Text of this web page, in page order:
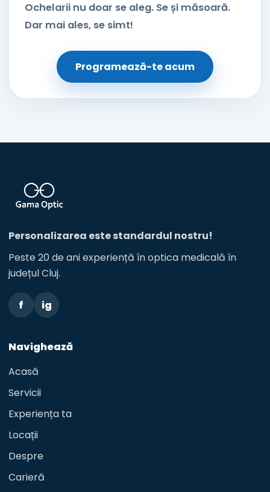
Ochelarii nu doar se aleg. Se și măsoară.
Dar mai ales, se simt!
Programează-te acum
Personalizarea este standardul nostru!
Peste 20 de ani experiență în optica medicală în
județul Cluj.
f ig
Navighează
Acasă
Servicii
Experiența ta
Locații
Despre
Carieră